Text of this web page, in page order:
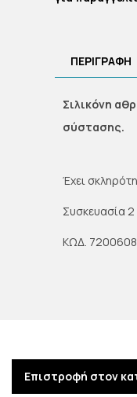
ΠΕΡΙΓΡΑΦΗ
Σιλικόνη
σύστασης.
Έχει
Συσκευασία 2
ΚΩΔ.
Επιστροφή στον